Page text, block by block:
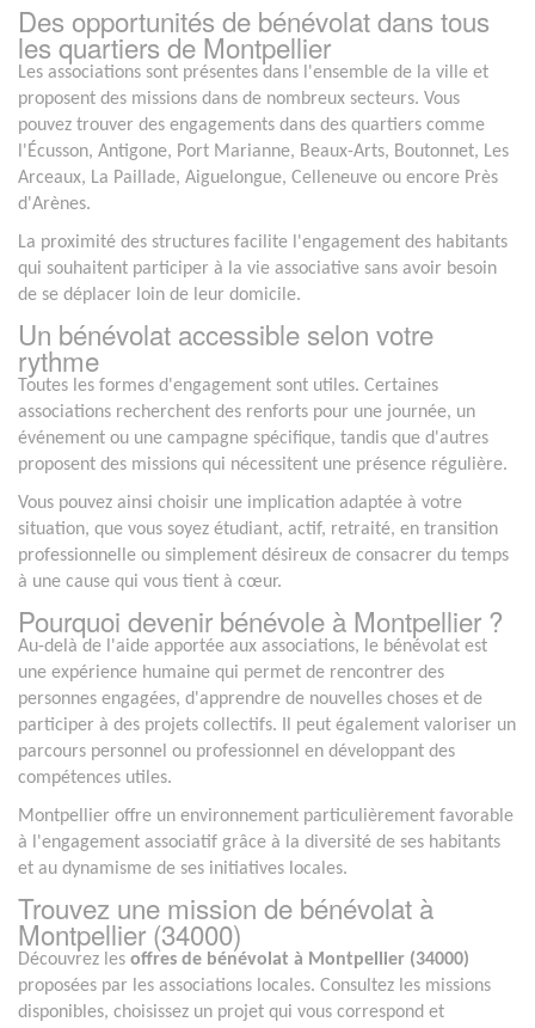
Des opportunités de bénévolat dans tous
les quartiers de Montpellier
Les associations sont présentes dans l'ensemble de la ville et
proposent des missions dans de nombreux secteurs. Vous
pouvez trouver des engagements dans des quartiers comme
l'Écusson, Antigone, Port Marianne, Beaux-Arts, Boutonnet, Les
Arceaux, La Paillade, Aiguelongue, Celleneuve ou encore Près
d'Arènes.
La proximité des structures facilite l'engagement des habitants
qui souhaitent participer à la vie associative sans avoir besoin
de se déplacer loin de leur domicile.
Un bénévolat accessible selon votre
rythme
Toutes les formes d'engagement sont utiles. Certaines
associations recherchent des renforts pour une journée, un
événement ou une campagne spécifique, tandis que d'autres
proposent des missions qui nécessitent une présence régulière.
Vous pouvez ainsi choisir une implication adaptée à votre
situation, que vous soyez étudiant, actif, retraité, en transition
professionnelle ou simplement désireux de consacrer du temps
à une cause qui vous tient à cœur.
Pourquoi devenir bénévole à Montpellier ?
Au-delà de l'aide apportée aux associations, le bénévolat est
une expérience humaine qui permet de rencontrer des
personnes engagées, d'apprendre de nouvelles choses et de
participer à des projets collectifs. Il peut également valoriser un
parcours personnel ou professionnel en développant des
compétences utiles.
Montpellier offre un environnement particulièrement favorable
à l'engagement associatif grâce à la diversité de ses habitants
et au dynamisme de ses initiatives locales.
Trouvez une mission de bénévolat à
Montpellier (34000)
Découvrez les offres de bénévolat à Montpellier (34000)
proposées par les associations locales. Consultez les missions
disponibles, choisissez un projet qui vous correspond et